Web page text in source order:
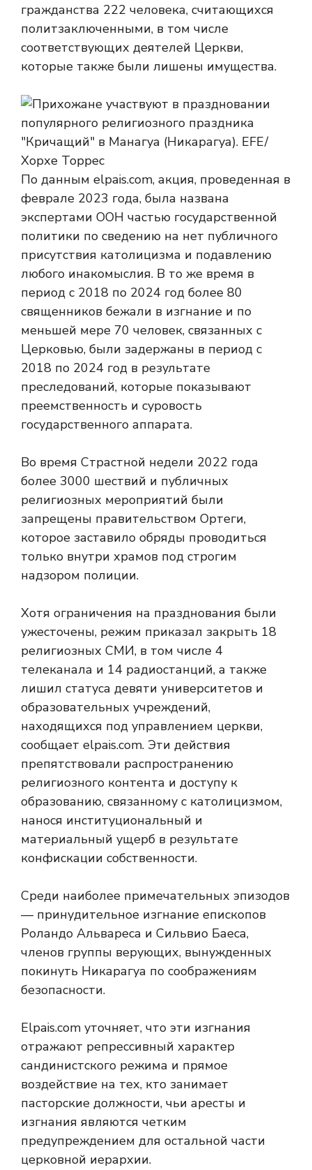
гражданства 222 человека, считающихся
политзаключенными, в том числе
соответствующих деятелей Церкви,
которые также были лишены имущества.
По данным elpais.com, акция, проведенная в
феврале 2023 года, была названа
экспертами ООН частью государственной
политики по сведению на нет публичного
присутствия католицизма и подавлению
любого инакомыслия. В то же время в
период с 2018 по 2024 год более 80
священников бежали в изгнание и по
меньшей мере 70 человек, связанных с
Церковью, были задержаны в период с
2018 по 2024 год в результате
преследований, которые показывают
преемственность и суровость
государственного аппарата.
Во время Страстной недели 2022 года
более 3000 шествий и публичных
религиозных мероприятий были
запрещены правительством Ортеги,
которое заставило обряды проводиться
только внутри храмов под строгим
надзором полиции.
Хотя ограничения на празднования были
ужесточены, режим приказал закрыть 18
религиозных СМИ, в том числе 4
телеканала и 14 радиостанций, а также
лишил статуса девяти университетов и
образовательных учреждений,
находящихся под управлением церкви,
сообщает elpais.com. Эти действия
препятствовали распространению
религиозного контента и доступу к
образованию, связанному с католицизмом,
нанося институциональный и
материальный ущерб в результате
конфискации собственности.
Среди наиболее примечательных эпизодов
— принудительное изгнание епископов
Роландо Альвареса и Сильвио Баеса,
членов группы верующих, вынужденных
покинуть Никарагуа по соображениям
безопасности.
Elpais.com уточняет, что эти изгнания
отражают репрессивный характер
сандинистского режима и прямое
воздействие на тех, кто занимает
пасторские должности, чьи аресты и
изгнания являются четким
предупреждением для остальной части
церковной иерархии.